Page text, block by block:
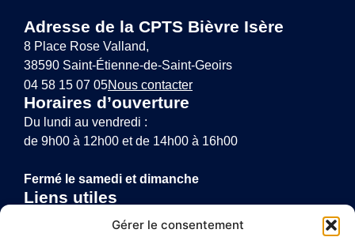
Gérer le consentement
Adresse de la CPTS Bièvre Isère
8 Place Rose Valland,
38590 Saint-Étienne-de-Saint-Geoirs
04 58 15 07 05Nous contacter
Horaires d’ouverture
Du lundi au vendredi :
de 9h00 à 12h00 et de 14h00 à 16h00
Fermé le samedi et dimanche
Liens utiles
Annuaire de santé